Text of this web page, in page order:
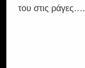
του στις ράγες….